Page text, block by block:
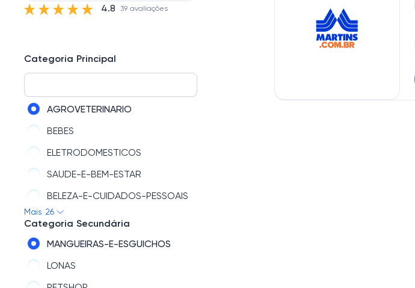
4.8 39 avaliações
Categoria Principal
AGROVETERINARIO
BEBES
ELETRODOMESTICOS
SAUDE-E-BEM-ESTAR
BELEZA-E-CUIDADOS-PESSOAIS
TELEFONIA
CLIMATIZACAO
OUTRAS-CATEGORIAS
CASA-E-DECORACAO
Mais 26
Categoria Secundária
MANGUEIRAS-E-ESGUICHOS
LONAS